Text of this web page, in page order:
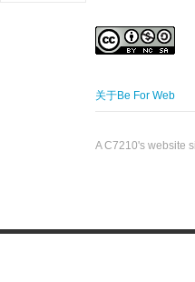
关于Be For Web
A C7210's website